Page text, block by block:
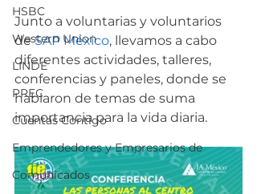
HSBC
Western Union
LINDE
PREC
Cuentas Contigo
Emprendedores y Empresarios de
Comunicados
Junto a voluntarias y voluntarios
de SAP México, llevamos a cabo
diferentes actividades, talleres,
conferencias y paneles, donde se
hablaron de temas de suma
importancia para la vida diaria.